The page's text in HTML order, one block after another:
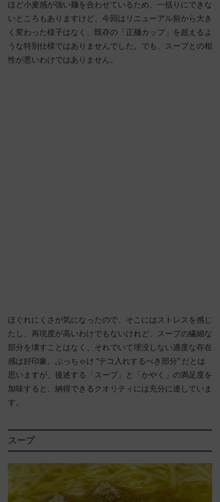
ほど小麦感が強い麺を合わせているため、一括りにできな
いところもありますけど、今回はリニューアル前から大き
く変わった様子はなく、既存の「正麺カップ」を超えるよ
うな特別仕様ではありませんでした。でも、スープとの相
性が悪いわけではありません。
ほぐれにくさが気になったので、そこにはストレスを感じ
たし、再現度が高いわけでもないけれど、スープの繊細な
部分を壊すことはなく、それでいて埋没しない適度な存在
感は好印象。ぶっちゃけ “テコ入れするべき部分” だとは
思いますが、後述する「スープ」と「かやく」の満足度を
加味すると、納得できるクオリティには充分に達していま
す。
スープ